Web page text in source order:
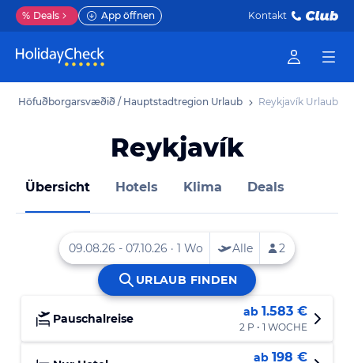
% Deals App öffnen Kontakt
Höfuðborgarsvæðið / Hauptstadtregion Urlaub Reykjavík Urlaub
Reykjavík
Übersicht Hotels Klima Deals
Pauschalreise ab 1.583 €
2 P • 1 WOCHE
ab 198 €